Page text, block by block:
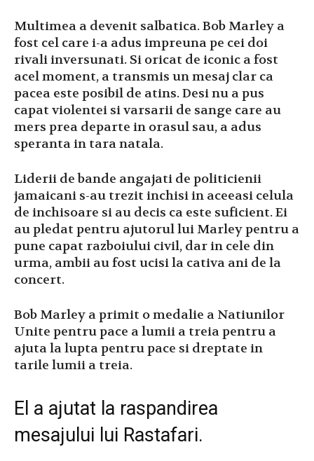
Multimea a devenit salbatica. Bob Marley a
fost cel care i-a adus impreuna pe cei doi
rivali inversunati. Si oricat de iconic a fost
acel moment, a transmis un mesaj clar ca
pacea este posibil de atins. Desi nu a pus
capat violentei si varsarii de sange care au
mers prea departe in orasul sau, a adus
speranta in tara natala.
Liderii de bande angajati de politicienii
jamaicani s-au trezit inchisi in aceeasi celula
de inchisoare si au decis ca este suficient. Ei
au pledat pentru ajutorul lui Marley pentru a
pune capat razboiului civil, dar in cele din
urma, ambii au fost ucisi la cativa ani de la
concert.
Bob Marley a primit o medalie a Natiunilor
Unite pentru pace a lumii a treia pentru a
ajuta la lupta pentru pace si dreptate in
tarile lumii a treia.
El a ajutat la raspandirea
mesajului lui Rastafari.